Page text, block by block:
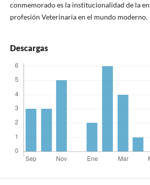
conmemorado es la institucionalidad de la
profesión Veterinaria en el mundo moderno.
Descargas